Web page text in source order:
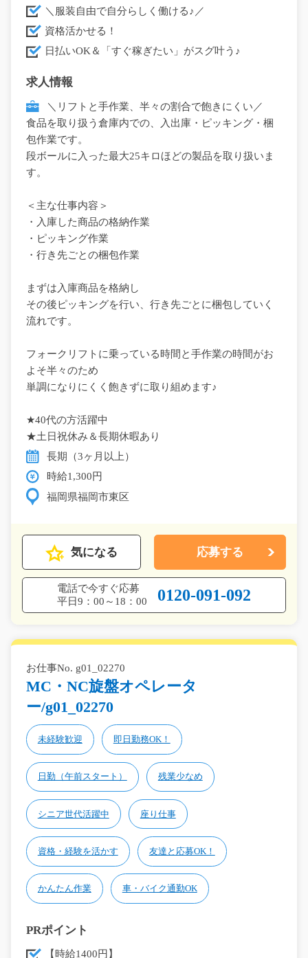
＼服装自由で自分らしく働ける♪／
資格活かせる！
日払いOK＆「すぐ稼ぎたい」がスグ叶う♪
求人情報
＼リフトと手作業、半々の割合で飽きにくい／
食品を取り扱う倉庫内での、入出庫・ピッキング・梱
包作業です。
段ボールに入った最大25キロほどの製品を取り扱いま
す。
＜主な仕事内容＞
・入庫した商品の格納作業
・ピッキング作業
・行き先ごとの梱包作業
まずは入庫商品を格納し
その後ピッキングを行い、行き先ごとに梱包していく
流れです。
フォークリフトに乗っている時間と手作業の時間がお
よそ半々のため
単調になりにくく飽きずに取り組めます♪
★40代の方活躍中
★土日祝休み＆長期休暇あり
長期（3ヶ月以上）
時給1,300円
福岡県福岡市東区
気になる 応募する
電話で今すぐ応募
平日9：00～18：00
0120-091-092
お仕事No. g01_02270
MC・NC旋盤オペレータ
ー/g01_02270
未経験歓迎 即日勤務OK！
日勤（午前スタート） 残業少なめ
シニア世代活躍中 座り仕事
資格・経験を活かす 友達と応募OK！
かんたん作業 車・バイク通勤OK
PRポイント
【時給1400円】